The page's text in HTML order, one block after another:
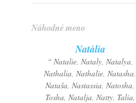
Náhodné meno
Natália
“ Natalie, Nataly, Natalya,
Nathalia, Nathalie, Natasha,
Nataša, Nastassia, Natosha,
Tosha, Natalja, Natty, Talia,